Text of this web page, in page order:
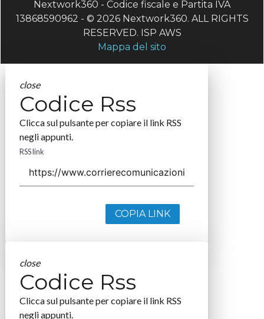
Nextwork360 - Codice fiscale e Partita IVA
13868590962 - © 2026 Nextwork360. ALL RIGHTS
RESERVED. ISP AWS
Mappa del sito
close
Codice Rss
Clicca sul pulsante per copiare il link RSS
negli appunti.
RSS link
COPIA LINK
close
Codice Rss
Clicca sul pulsante per copiare il link RSS
negli appunti.